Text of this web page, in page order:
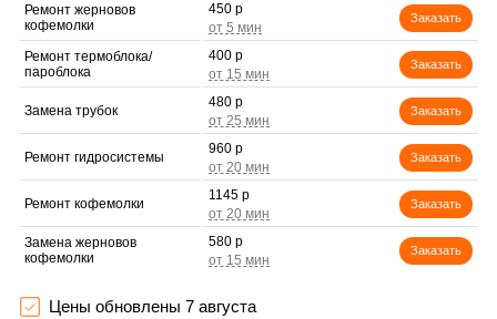
Ремонт жерновов
кофемолки
450 р
Заказать
Ремонт термоблока/
пароблока
400 р
Заказать
Замена трубок
480 р
Заказать
Ремонт гидросистемы
960 р
Заказать
Ремонт кофемолки
1145 р
Заказать
Замена жерновов
кофемолки
580 р
Заказать
Замена прокладок
Цены обновлены 7 августа